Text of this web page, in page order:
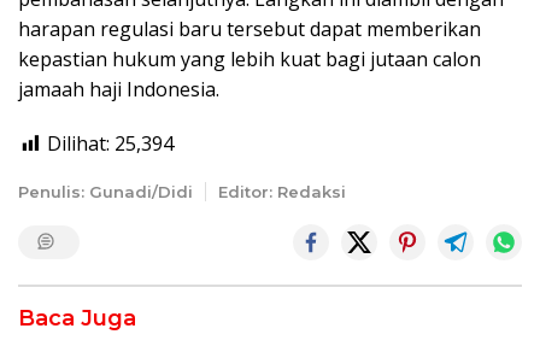
harapan regulasi baru tersebut dapat memberikan
kepastian hukum yang lebih kuat bagi jutaan calon
jamaah haji Indonesia.
Dilihat: 25,394
Penulis: Gunadi/Didi Editor: Redaksi
Baca Juga